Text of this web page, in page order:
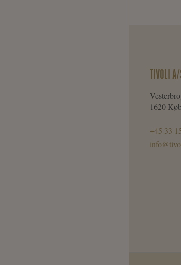
TIVOLI
1620
+45 33